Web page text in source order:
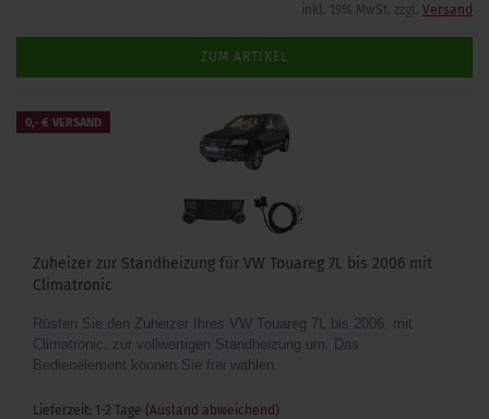
inkl. 19% MwSt. zzgl. Versand
ZUM ARTIKEL
0,- € VERSAND
Zuheizer zur Standheizung für VW Touareg 7L bis 2006 mit
Climatronic
Rüsten Sie den Zuheizer Ihres VW Touareg 7L bis 2006, mit
Climatronic, zur vollwertigen Standheizung um. Das
Bedienelement können Sie frei wählen.
Lieferzeit: 1-2 Tage (Ausland abweichend)